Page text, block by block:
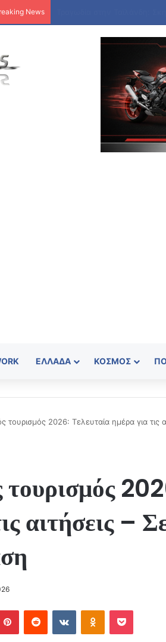
News
ΕΛΛΆΔΑ ΚΌΣΜΟΣ
τουρισμός 2026: Τελευταία ημέρα για τις
τουρισμός
αιτήσεις –
PinterestReddit VKontakteOdnoklassniki
Pocket